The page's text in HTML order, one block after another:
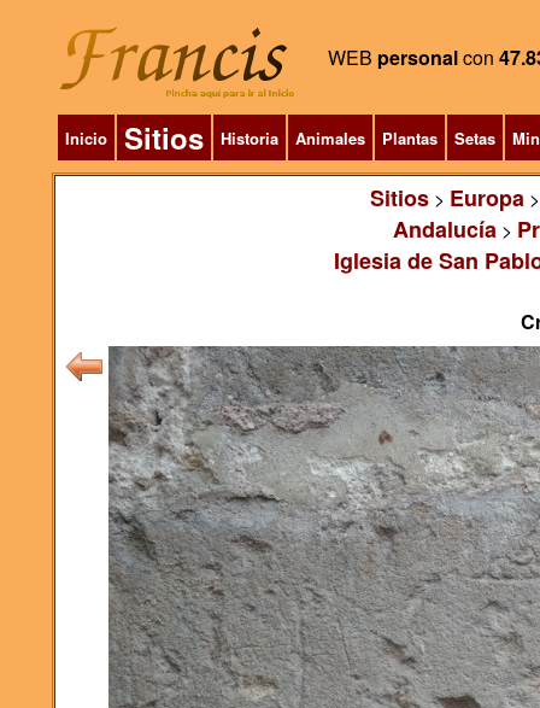
WEB personalcon
Inicio Sitios Historia Animales Plantas Setas
Sitios> Europa
Andalucía >
Iglesia de San